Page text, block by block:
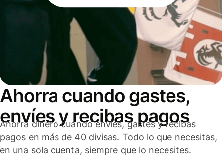
Ahorra cuando gastes,
envíes y recibas pagos
Ahorra dinero cuando envíes, gastes y recibas
pagos en más de 40 divisas. Todo lo que necesitas,
en una sola cuenta, siempre que lo necesites.